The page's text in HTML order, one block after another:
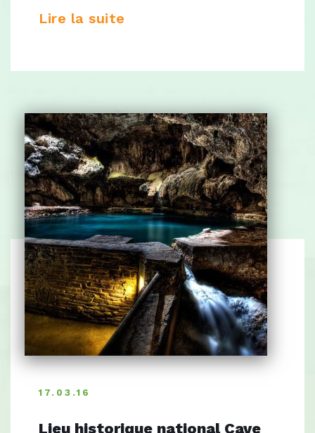
Lire la suite
17.03.16
Lieu historique national Cave